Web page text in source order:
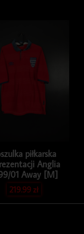
piłkarska
Anglia
01 Away [M]
219.99zł